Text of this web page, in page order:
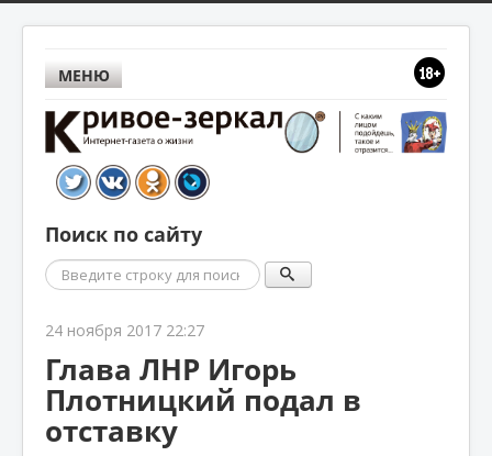
МЕНЮ
Поиск по сайту
Поиск
24 ноября 2017 22:27
Глава ЛНР Игорь
Плотницкий подал в
отставку